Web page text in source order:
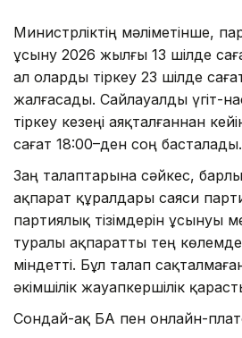
Министрліктің мәліметінше,
ұсыну 2026 жылғы 13 шілде
ал оларды тіркеу 23 шілде
жалғасады. Сайлауалды үгіт-
тіркеу кезеңі аяқталғаннан
сағат 18:00–ден соң басталады.
Заң талаптарына сәйкес,
ақпарат құралдары саяси
партиялық тізімдерін ұсынуы
туралы ақпаратты тең
міндетті. Бұл талап
әкімшілік жауапкершілік
Сондай-ақ БАҚ пен онлайн-